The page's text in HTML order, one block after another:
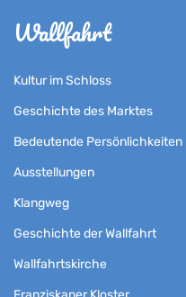
Wallfahrt
Kultur im Schloss
Geschichte des Marktes
Bedeutende Persönlichkeiten
Ausstellungen
Klangweg
Geschichte der Wallfahrt
Wallfahrtskirche